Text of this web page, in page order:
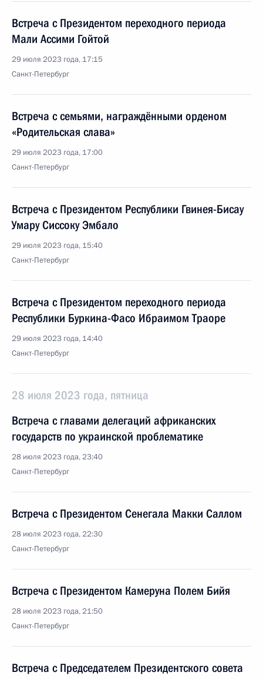
Встреча с Президентом переходного периода
Мали Ассими Гойтой
29 июля 2023 года, 17:15
Санкт-Петербург
Встреча с семьями, награждёнными орденом
«Родительская слава»
29 июля 2023 года, 17:00
Санкт-Петербург
Встреча с Президентом Республики Гвинея-Бисау
Умару Сиссоку Эмбало
29 июля 2023 года, 15:40
Санкт-Петербург
Встреча с Президентом переходного периода
Республики Буркина-Фасо Ибраимом Траоре
29 июля 2023 года, 14:40
Санкт-Петербург
28 июля 2023 года, пятница
Встреча с главами делегаций африканских
государств по украинской проблематике
28 июля 2023 года, 23:40
Санкт-Петербург
Встреча с Президентом Сенегала Макки Саллом
28 июля 2023 года, 22:30
Санкт-Петербург
Встреча с Президентом Камеруна Полем Бийя
28 июля 2023 года, 21:50
Санкт-Петербург
Встреча с Председателем Президентского совета